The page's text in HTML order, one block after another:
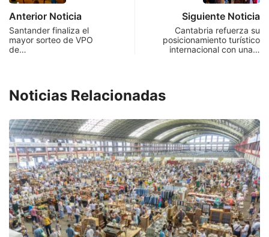
Anterior Noticia
Santander finaliza el
mayor sorteo de VPO
de…
Siguiente Noticia
Cantabria refuerza su
posicionamiento turístico
internacional con una…
Noticias Relacionadas